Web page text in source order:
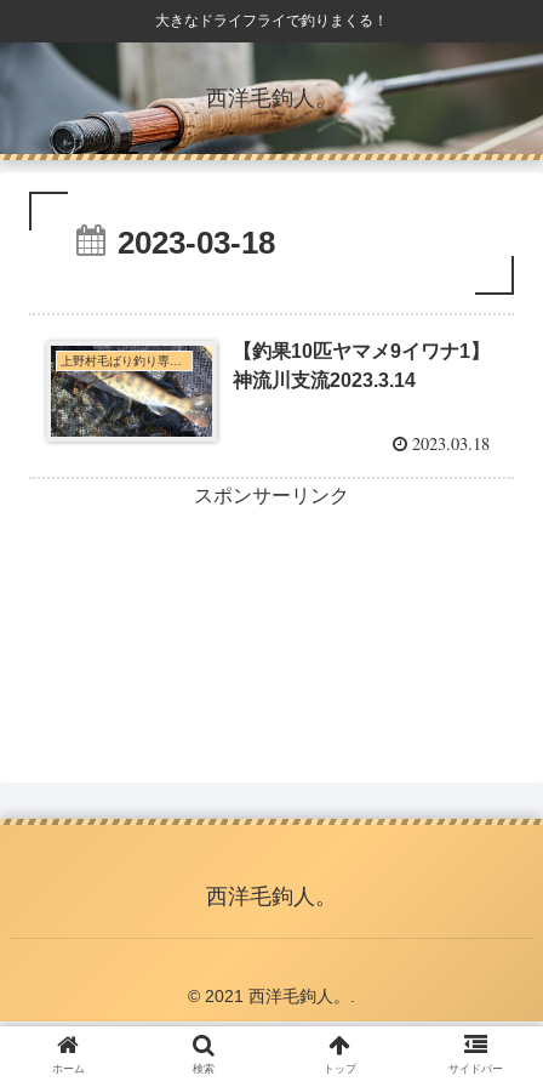
大きなドライフライで釣りまくる！
西洋毛鉤人。
2023-03-18
【釣果10匹ヤマメ9イワナ1】
神流川支流2023.3.14
2023.03.18
スポンサーリンク
西洋毛鉤人。
© 2021 西洋毛鉤人。.
ホーム 検索 トップ サイドバー